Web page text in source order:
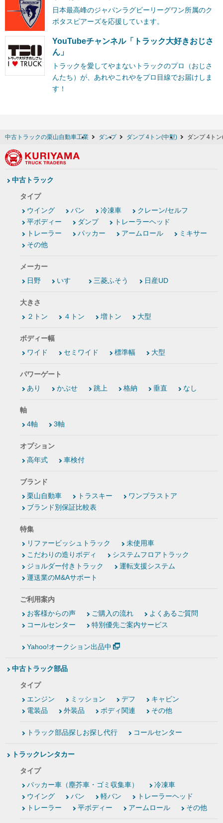
日本最高峰のジャパンラグビーリーグワン所属のク
ボタスピアーズを応援しています。
YouTubeチャンネル「トラック大好きおじさ
ん」
トラックを愛してやまないトラックのプロ（おじさ
んたち）が、あれやこれやをプロ目線でお届けしま
す！
中古トラックの栗山自動車工業 ダンプ ダンプ 4トン(中型) ダンプ 4ト
中古トラック
タイプ
ウイング
バン 冷凍車
クレーン/セルフ
平ボディー
ダンプ
トレーラーヘッド
トレーラー
パッカー アームロール
ミキサー
その他
メーカー
日野
いすゞ 三菱ふそう 日産UD
大きさ
２トン
４トン 増トン 大型
ボディー幅
ワイド
セミワイド 標準幅 大型
パワーゲート
あり
かぶせ 跳上 格納 垂直 なし
軸
4軸
3軸
オプション
高年式
車検付
ブランド
栗山自動車
トラスキー
ワンプラストア
ブランド別保証比較表
特集
リファービッシュトラック
未使用車
こだわりの造りボディ
システムフロアトラック
ジョルダー付きトラック
運転支援システム
運送業のM&Aサポート
ご利用案内
お客様からの声
ご購入の流れ
よくあるご質問
コールセンター
特別優先ご案内サービス
Yahoo!オークション出品中
中古トラック部品
タイプ
エンジン
ミッション デフ
キャビン
電装品
外装品 ボディ関連 その他
トラック部品探しお探し代行 コールセンター
トラックレンタカー
タイプ
パッカー車（塵芥車・ゴミ収集車）
冷凍車
ウイング
バン 軽バン
トレーラーヘッド
トレーラー
平ボディー アームロール その他